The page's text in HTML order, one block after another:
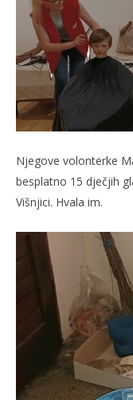
Njegove volonterke
besplatno 15 dječjih
Višnjici. Hvala im.